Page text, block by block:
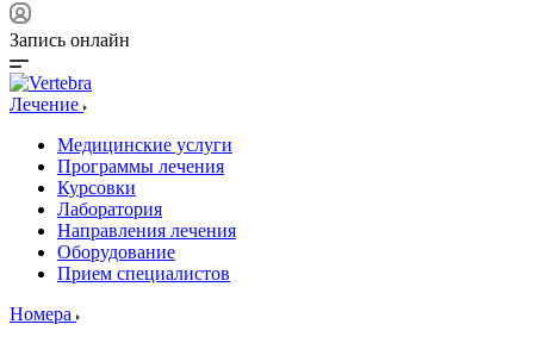
Запись онлайн
Лечение
Медицинские услуги
Программы лечения
Курсовки
Лаборатория
Направления лечения
Оборудование
Прием специалистов
Номера